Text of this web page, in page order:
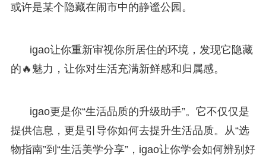
或许是某个隐藏在闹市中的静谧公园。
igao让你重新审视你所居住的环境，发现它隐藏
的🔥魅力，让你对生活充满新鲜感和归属感。
igao更是你“生活品质的升级助手”。它不仅仅是
提供信息，更是引导你如何去提升生活品质。从“选
物指南”到“生活美学分享”，igao让你学会如何辨别好